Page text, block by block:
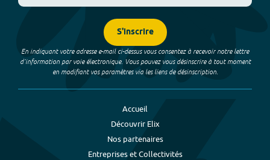
S'inscrire
En indiquant votre adresse e-mail ci-dessus vous consentez à recevoir notre lettre
d’information par voie électronique. Vous pouvez vous désinscrire à tout moment
en modifiant vos paramètres via les liens de désinscription.
Accueil
Découvrir Elix
Nos partenaires
Entreprises et Collectivités